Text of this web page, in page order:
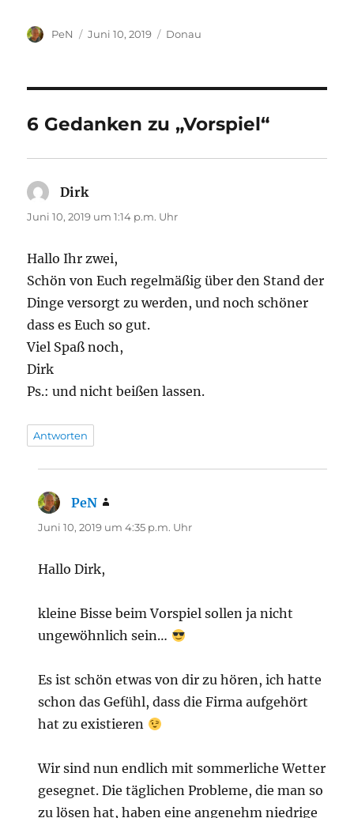
Autor
PeN
Veröffentlicht
Juni 10, 2019 Kategorien
Donau
6 Gedanken zu „Vorspiel“
Dirksagt:
Juni 10, 2019 um 1:14 p.m. Uhr
Hallo Ihr zwei,
Schön von Euch regelmäßig über den Stand der
Dinge versorgt zu werden, und noch schöner
dass es Euch so gut.
Viel Spaß noch,
Dirk
Ps.: und nicht beißen lassen.
Antworten
PeN
Juni 10, 2019 um 4:35 p.m. Uhr
Hallo Dirk,
kleine Bisse beim Vorspiel sollen ja nicht
ungewöhnlich sein…
Es ist schön etwas von dir zu hören, ich hatte
schon das Gefühl, dass die Firma aufgehört
hat zu existieren
Wir sind nun endlich mit sommerliche Wetter
gesegnet. Die täglichen Probleme, die man so
zu lösen hat, haben eine angenehm niedrige